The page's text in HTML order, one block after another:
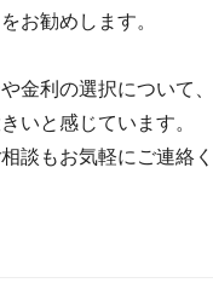
お勧めします。
金利の選択について
いと感じています。
談もお気軽にご連絡く